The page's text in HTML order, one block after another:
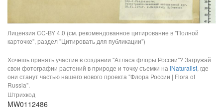
Лицензия CC-BY 4.0 (см. рекомендованное цитирование в "Полной
карточке", раздел "Цитировать для публикации")
Хочешь принять участие в создании "Атласа флоры России"? Загружай
свои фотографии растений в природе и точку съемки на iNaturalist, где
они станут частью нашего нового проекта "Флора России | Flora of
Russia".
Штрихкод
MW0112486